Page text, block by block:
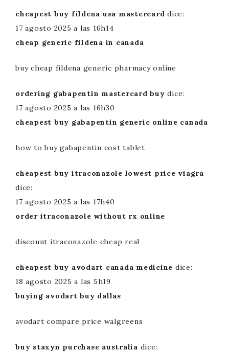
cheapest buy fildena usa mastercard dice:
17 agosto 2025 a las 16h14
cheap generic fildena in canada
buy cheap fildena generic pharmacy online
ordering gabapentin mastercard buy dice:
17 agosto 2025 a las 16h30
cheapest buy gabapentin generic online canada
how to buy gabapentin cost tablet
cheapest buy itraconazole lowest price viagra
dice:
17 agosto 2025 a las 17h40
order itraconazole without rx online
discount itraconazole cheap real
cheapest buy avodart canada medicine dice:
18 agosto 2025 a las 5h19
buying avodart buy dallas
avodart compare price walgreens
buy staxyn purchase australia dice: